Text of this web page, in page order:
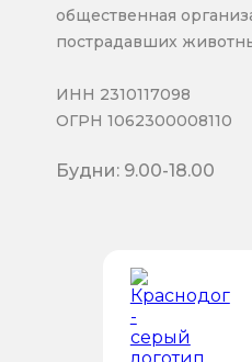
общественная
пострадавших
ИНН 2310117098
ОГРН 1062300008110
Будни: 9.00-18.00